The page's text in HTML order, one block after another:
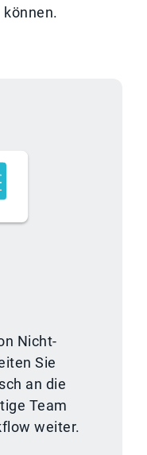
Nicht-
Sie
an die
Team
weiter.